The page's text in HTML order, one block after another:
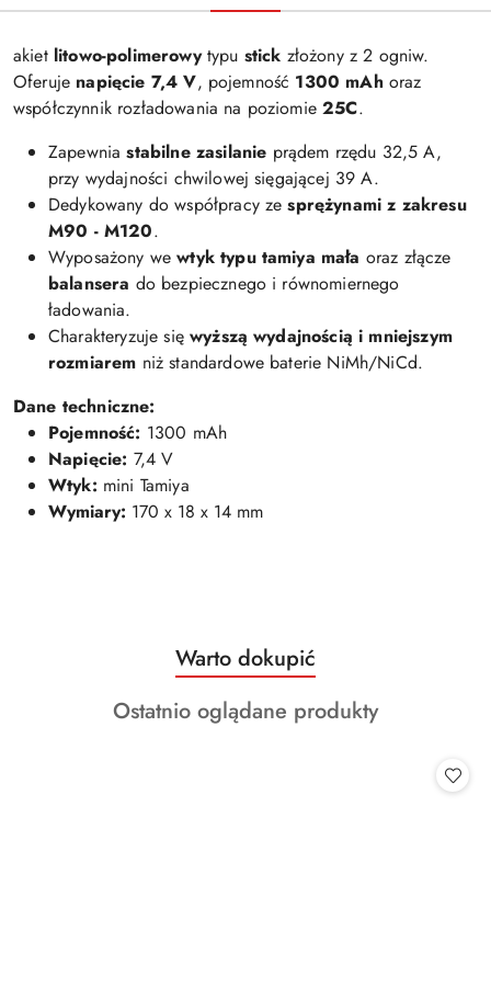
akiet litowo-polimerowytypu stick złożony z 2 ogniw.
Oferuje napięcie 7,4 V, pojemność 1300 mAhoraz
współczynnik rozładowania na poziomie25C.
Zapewniastabilne zasilanie prądem rzędu 32,5 A,
przy wydajności chwilowej sięgającej 39 A.
Dedykowany do współpracy zesprężynami z zakresu
M90 - M120.
Wyposażony wewtyk typu tamiya mała oraz złącze
balansera do bezpiecznego i równomiernego
ładowania.
Charakteryzuje sięwyższą wydajnością i mniejszym
rozmiarem niż standardowe baterie NiMh/NiCd.
Dane techniczne:
Pojemność: 1300 mAh
Napięcie: 7,4 V
Wtyk: mini Tamiya
Wymiary: 170 x 18 x 14 mm
Pomiń karuzelę produktów
Produkty
o
statusie:
Warto dokupić
Produkty
Ostatnio oglądane produkty